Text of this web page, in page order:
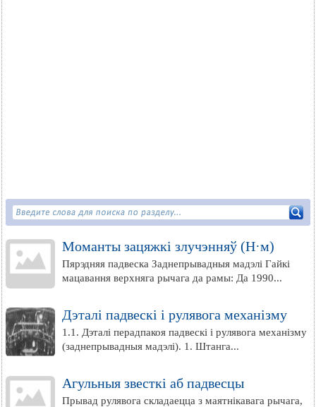
Моманты зацяжкі злучэнняў (Н·м)
Пярэдняя падвеска Заднепрывадныя мадэлі Гайкі
мацавання верхняга рычага да рамы: Да 1990...
Дэталі падвескі і рулявога механізму
1.1. Дэталі перадпакоя падвескі і рулявога механізму
(заднепрывадныя мадэлі). 1. Штанга...
Агульныя звесткі аб падвесцы
Прывад рулявога складаецца з маятнікавага рычага,